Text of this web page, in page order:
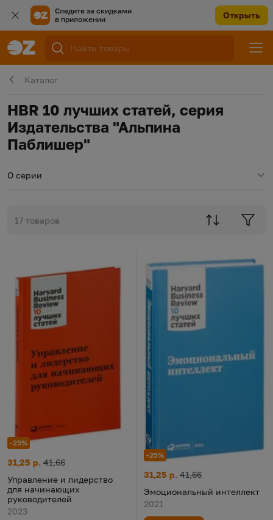
Следите за скидками
в приложении
Открыть
Каталог
HBR 10 лучших статей, серия
Издательства "Альпина
Паблишер"
О серии
17 товаров
-25%
Управление и лидерство для начинающих руководителей
Цена:
31,25 р.
Старая цена:
41,66
Управление и лидерство
для начинающих
руководителей
2023
-25%
Эмоциональный интеллект
Цена:
31,25 р.
Старая цена:
41,66
Эмоциональный интеллект
2021